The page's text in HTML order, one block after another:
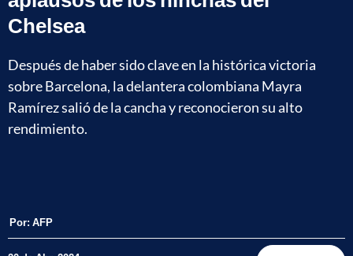
Chelsea
Después de haber sido clave en la histórica victoria
sobre Barcelona, la delantera colombiana Mayra
Ramírez salió de la cancha y reconocieron su alto
rendimiento.
Por: AFP